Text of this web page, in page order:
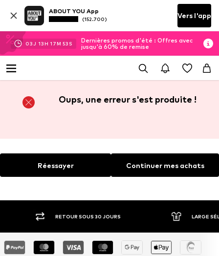
ABOUT YOU App
(152.700) Vers l'app
03J 13H 17M 53 S
Dernières promos d'été : Offres avec
jusqu'à 60% de remise
Oups, une erreur s'est produite !
Réessayer Continuer mes achats
RETOUR SOUS 30 JOURS LARGE